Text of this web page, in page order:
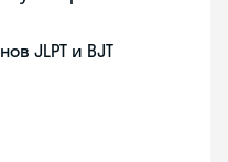
JLPT и BJT